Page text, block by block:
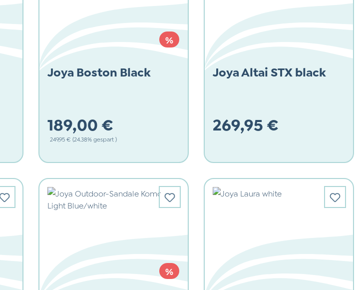
RABATT
%
Joya Boston Black
Verkaufspreis:
189,00 €
Regulärer Preis:
249,95 € (24.38% gespart )
Joya Altai STX black
269,95 €
RABATT
%